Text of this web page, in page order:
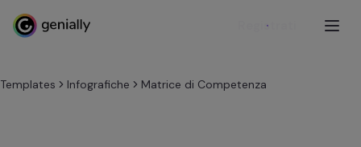
Registrati
Templates Infografiche Matrice di Competenza